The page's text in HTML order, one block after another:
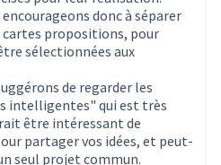
encourageons donc à séparer
cartes propositions, pour
sélectionnées aux
de regarder les
intelligentes" qui est très
être intéressant de
partager vos idées, et peut-
seul projet commun.